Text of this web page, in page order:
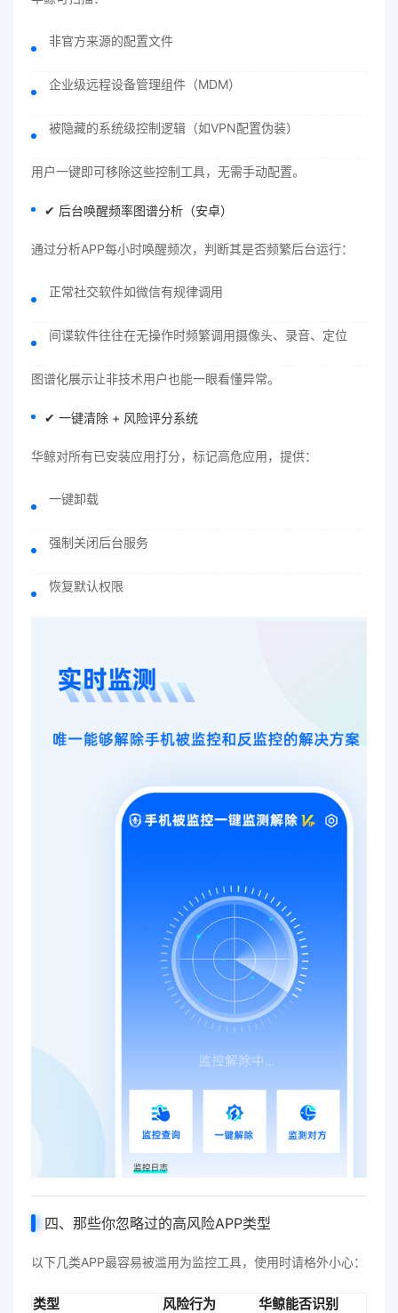
非官方来源的配置文件
企业级远程设备管理组件（MDM）
被隐藏的系统级控制逻辑（如VPN配置伪装）
用户一键即可移除这些控制工具，无需手动配置。
✔ 后台唤醒频率图谱分析（安卓）
通过分析APP每小时唤醒频次，判断其是否频繁后台运行：
正常社交软件如微信有规律调用
间谍软件往往在无操作时频繁调用摄像头、录音、定位
图谱化展示让非技术用户也能一眼看懂异常。
✔ 一键清除 + 风险评分系统
华鲸对所有已安装应用打分，标记高危应用，提供：
一键卸载
强制关闭后台服务
恢复默认权限
四、那些你忽略过的高风险APP类型
以下几类APP最容易被滥用为监控工具，使用时请格外小心：
类型 风险行为 华鲸能否识别